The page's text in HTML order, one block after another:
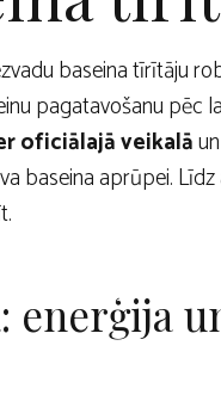
baseina tīrītāju
pagatavošanu pēc
oficiālajā veikalā
baseina aprūpei.
enerģija